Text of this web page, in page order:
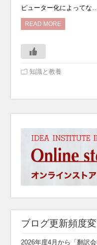
ピューター化によってな…
READ MORE
知識と教養
ブログ更新頻度
2026年度4月から「翻訳